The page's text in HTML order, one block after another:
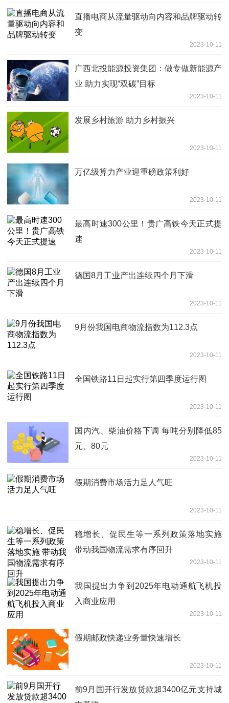
直播电商从流量驱动向内容和品牌驱动转
变
2023-10-11
广西北投能源投资集团：做专做新能源产
业 助力实现“双碳”目标
2023-10-11
发展乡村旅游 助力乡村振兴
2023-10-11
万亿级算力产业迎重磅政策利好
2023-10-11
最高时速300公里！贵广高铁今天正式提
速
2023-10-11
德国8月工业产出连续四个月下滑
2023-10-11
9月份我国电商物流指数为112.3点
2023-10-11
全国铁路11日起实行第四季度运行图
2023-10-11
国内汽、柴油价格下调 每吨分别降低85
元、80元
2023-10-11
假期消费市场活力足人气旺
2023-10-11
稳增长、促民生等一系列政策落地实施
带动我国物流需求有序回升
2023-10-11
我国提出力争到2025年电动通航飞机投
入商业应用
2023-10-11
假期邮政快递业务量快速增长
2023-10-11
前9月国开行发放贷款超3400亿元支持城